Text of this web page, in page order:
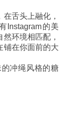
舌头上融化，
Instagram的美
环境相匹配，
铺在你面前的大
冲绳风格的糖